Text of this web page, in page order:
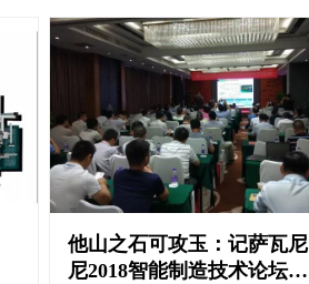
他山之石可攻玉：记萨瓦尼
尼2018智能制造技术论坛暨